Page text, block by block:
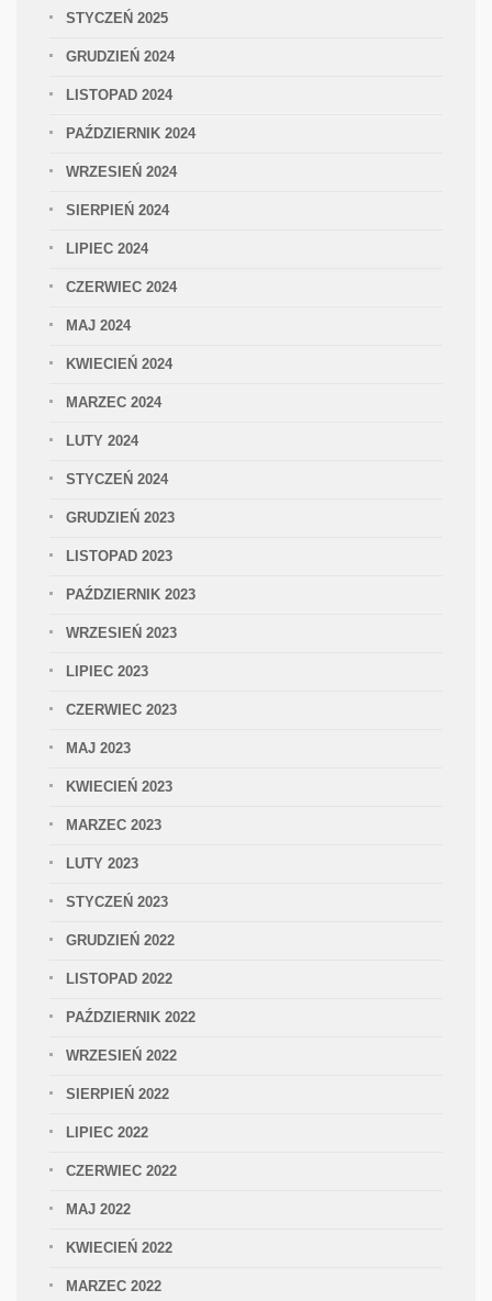
STYCZEŃ 2025
GRUDZIEŃ 2024
LISTOPAD 2024
PAŹDZIERNIK 2024
WRZESIEŃ 2024
SIERPIEŃ 2024
LIPIEC 2024
CZERWIEC 2024
MAJ 2024
KWIECIEŃ 2024
MARZEC 2024
LUTY 2024
STYCZEŃ 2024
GRUDZIEŃ 2023
LISTOPAD 2023
PAŹDZIERNIK 2023
WRZESIEŃ 2023
LIPIEC 2023
CZERWIEC 2023
MAJ 2023
KWIECIEŃ 2023
MARZEC 2023
LUTY 2023
STYCZEŃ 2023
GRUDZIEŃ 2022
LISTOPAD 2022
PAŹDZIERNIK 2022
WRZESIEŃ 2022
SIERPIEŃ 2022
LIPIEC 2022
CZERWIEC 2022
MAJ 2022
KWIECIEŃ 2022
MARZEC 2022